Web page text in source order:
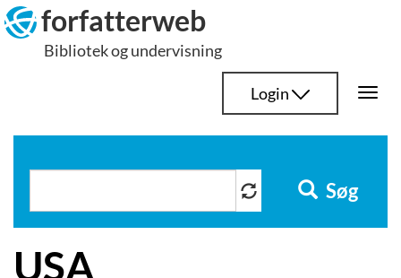
Hop
til
indhold
forfatterweb
Bibliotek og undervisning
Login
Søg
USA